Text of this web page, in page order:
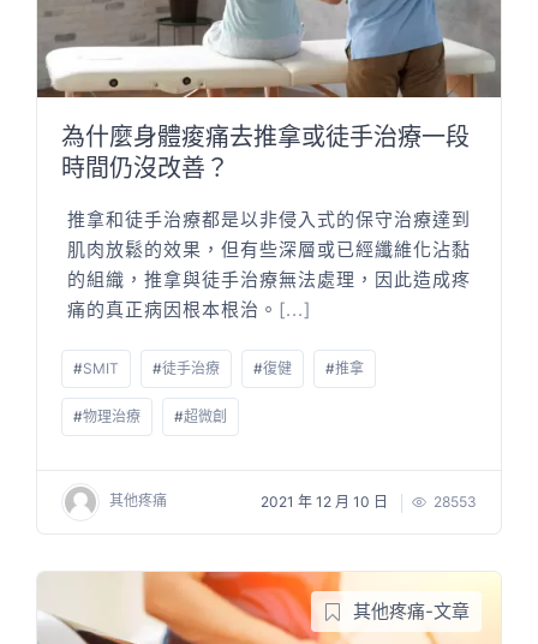
為什麼身體痠痛去推拿或徒手治療一段
時間仍沒改善？
推拿和徒手治療都是以非侵入式的保守治療達到
肌肉放鬆的效果，但有些深層或已經纖維化沾黏
的組織，推拿與徒手治療無法處理，因此造成疼
痛的真正病因根本根治。 [...]
#SMIT #徒手治療 #復健 #推拿
#物理治療 #超微創
其他疼痛 2021 年 12 月 10 日 28553
其他疼痛-文章